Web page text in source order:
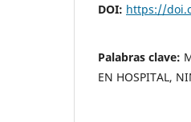
DOI: https://
Palabras clave:
EN HOSPITAL,